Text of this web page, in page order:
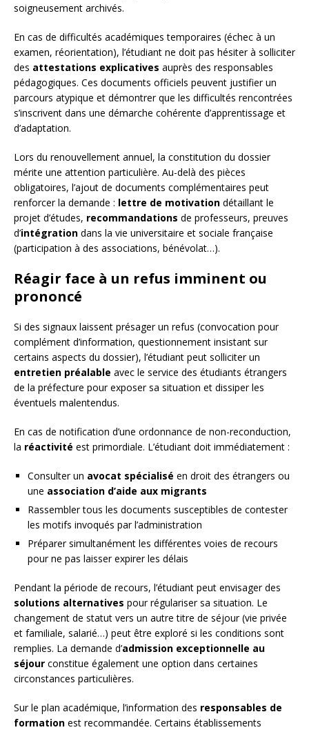
soigneusement archivés.
En cas de difficultés académiques temporaires (échec à un
examen, réorientation), l’étudiant ne doit pas hésiter à solliciter
des attestations explicatives auprès des responsables
pédagogiques. Ces documents officiels peuvent justifier un
parcours atypique et démontrer que les difficultés rencontrées
s’inscrivent dans une démarche cohérente d’apprentissage et
d’adaptation.
Lors du renouvellement annuel, la constitution du dossier
mérite une attention particulière. Au-delà des pièces
obligatoires, l’ajout de documents complémentaires peut
renforcer la demande : lettre de motivation détaillant le
projet d’études, recommandations de professeurs, preuves
d’intégration dans la vie universitaire et sociale française
(participation à des associations, bénévolat…).
Réagir face à un refus imminent ou
prononcé
Si des signaux laissent présager un refus (convocation pour
complément d’information, questionnement insistant sur
certains aspects du dossier), l’étudiant peut solliciter un
entretien préalable avec le service des étudiants étrangers
de la préfecture pour exposer sa situation et dissiper les
éventuels malentendus.
En cas de notification d’une ordonnance de non-reconduction,
la réactivité est primordiale. L’étudiant doit immédiatement :
Consulter un avocat spécialisé en droit des étrangers ou
une association d’aide aux migrants
Rassembler tous les documents susceptibles de contester
les motifs invoqués par l’administration
Préparer simultanément les différentes voies de recours
pour ne pas laisser expirer les délais
Pendant la période de recours, l’étudiant peut envisager des
solutions alternatives pour régulariser sa situation. Le
changement de statut vers un autre titre de séjour (vie privée
et familiale, salarié…) peut être exploré si les conditions sont
remplies. La demande d’admission exceptionnelle au
séjour constitue également une option dans certaines
circonstances particulières.
Sur le plan académique, l’information des responsables de
formation est recommandée. Certains établissements